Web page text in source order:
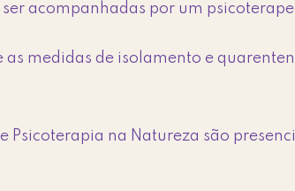
acompanhadas por um
as medidas de isolamento e
Psicoterapia na Natureza são